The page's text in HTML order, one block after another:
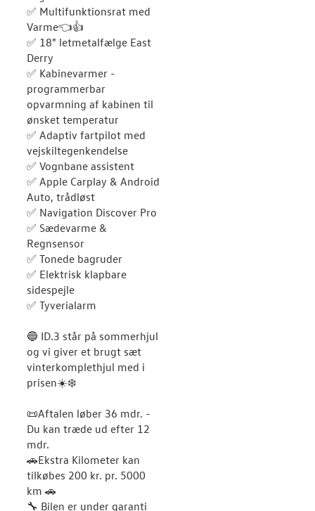
✅ Multifunktionsrat med
Varme👈👍
✅ 18" letmetalfælge East
Derry
✅ Kabinevarmer -
programmerbar
opvarmning af kabinen til
ønsket temperatur
✅ Adaptiv fartpilot med
vejskiltegenkendelse
✅ Vognbane assistent
✅ Apple Carplay & Android
Auto, trådløst
✅ Navigation Discover Pro
✅ Sædevarme &
Regnsensor
✅ Tonede bagruder
✅ Elektrisk klapbare
sidespejle
✅ Tyverialarm
🔵 ID.3 står på sommerhjul
og vi giver et brugt sæt
vinterkomplethjul med i
prisen☀️❄️
📜Aftalen løber 36 mdr. -
Du kan træde ud efter 12
mdr.
🚗Ekstra Kilometer kan
tilkøbes 200 kr. pr. 5000
km 🚗
🔧 Bilen er under garanti